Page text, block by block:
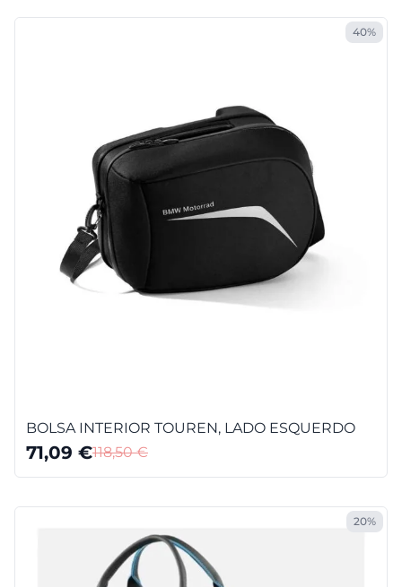
40%
BOLSA INTERIOR TOUREN, LADO ESQUERDO
71,09 €118,50€
20%